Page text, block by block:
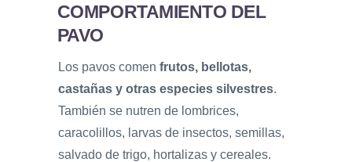
COMPORTAMIENTO DEL
PAVO
Los pavos comen frutos, bellotas,
castañas y otras especies silvestres.
También se nutren de lombrices,
caracolillos, larvas de insectos, semillas,
salvado de trigo, hortalizas y cereales.